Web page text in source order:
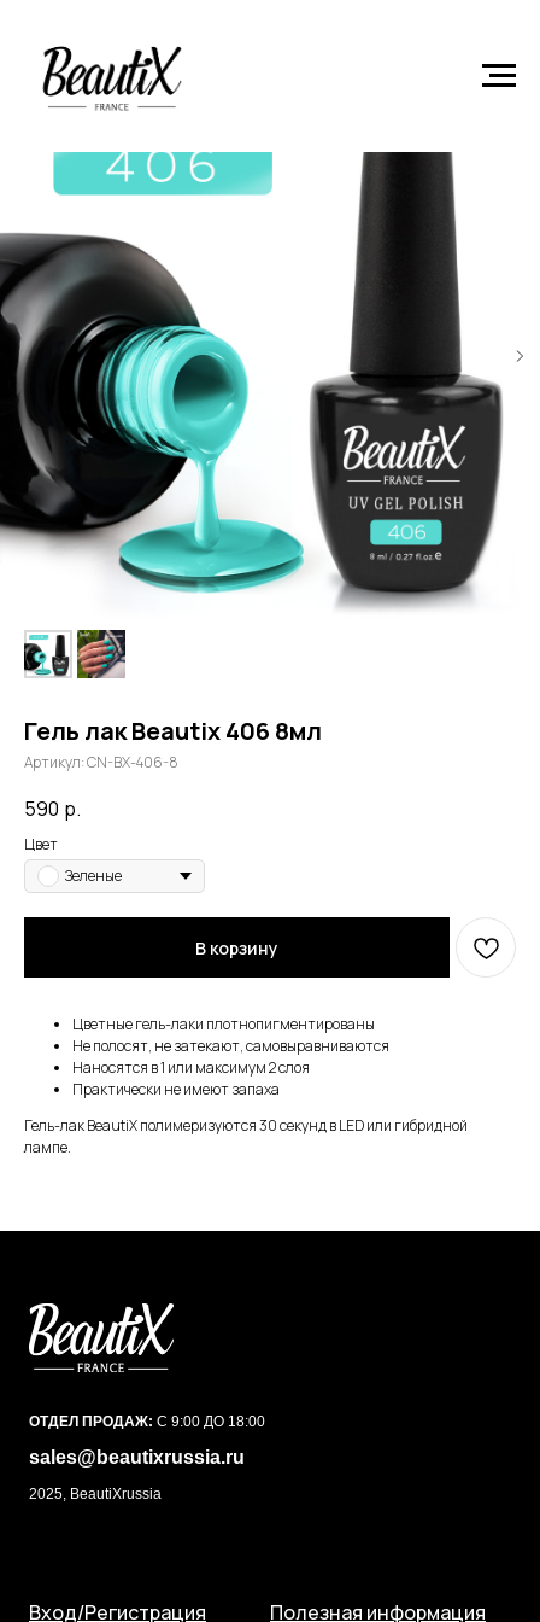
Гель лак Beautix 406 8мл
Артикул:CN-BX-406-8
590 р.
Цвет
Зеленые
В корзину
Цветные гель-лаки плотнопигментированы
Не полосят, не затекают, самовыравниваются
Наносятся в 1 или максимум 2 слоя
Практически не имеют запаха
Гель-лак BeautiX полимеризуются 30 секунд в LED или гибридной
лампе.
ОТДЕЛ ПРОДАЖ: С 9:00 ДО 18:00
sales@beautixrussia.ru
2025, BeautiXrussia
Вход/Регистрация Полезная информация